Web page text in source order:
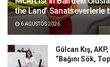
the Land’ Sanatseverlerle
6 AĞUSTOS 2026
Gülcan Kış,
“Bağını Sök,